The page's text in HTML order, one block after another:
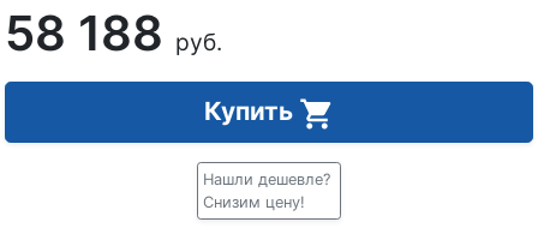
58 188 руб.
Купить
Нашли дешевле?
Снизим цену!